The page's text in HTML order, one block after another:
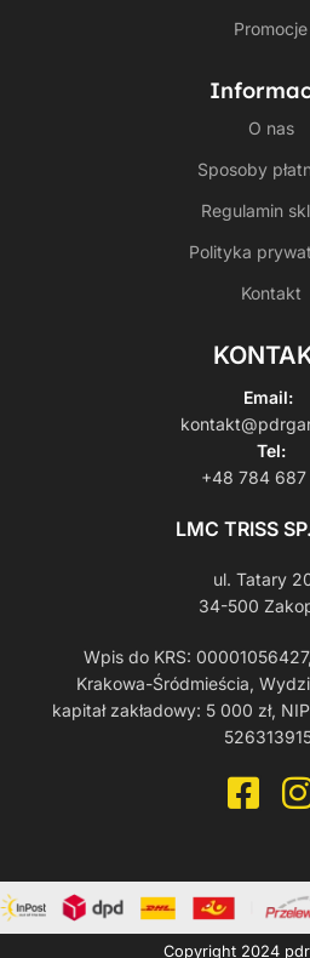
Promocje
O nas
Sposoby
Regulamin
Polityka
Kontakt
Email:
Tel:
+48 784 687
LMC TRISS
ul. Tatary
34-500
Wpis do KRS:
Krakowa-Śródmieścia,
kapitał zakładowy: 5 000 zł,
Copyright 2024